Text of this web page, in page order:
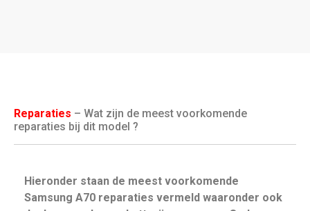
Reparaties – Wat zijn de meest voorkomende
reparaties bij dit model ?
Hieronder staan de meest voorkomende
Samsung A70 reparaties vermeld waaronder ook